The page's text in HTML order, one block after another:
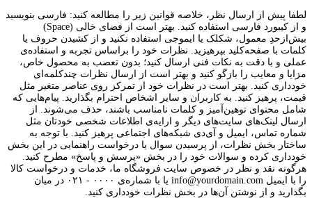
لطفا پیش از ارسال نظر، خلاصه قوانین زیر را مطالعه کنید: فارسی بنویسید
و از کیبورد فارسی استفاده کنید. بهتر است از فضای خالی (Space)
بیش‌از‌حدِ معمول، شکلک یا ایموجی استفاده نکنید و از کشیدن حروف یا
کلمات با صفحه‌کلید بپرهیزید. نظرات خود را براساس تجربه و استفاده‌ی
عملی و با دقت به نکات فنی ارسال کنید؛ بدون تعصب به محصول خاص،
مزایا و معایب را بازگو کنید و بهتر است از ارسال نظرات چندکلمه‌‌ای
خودداری کنید. بهتر است در نظرات خود از تمرکز روی عناصر متغیر مثل
قیمت، پرهیز کنید. به کاربران و سایر اشخاص احترام بگذارید. پیام‌هایی که
شامل محتوای توهین‌آمیز و کلمات نامناسب باشند، حذف می‌شوند. از
ارسال لینک‌های سایت‌های دیگر و ارایه‌ی اطلاعات شخصی خودتان مثل
شماره تماس، ایمیل و آی‌دی شبکه‌های اجتماعی پرهیز کنید. با توجه به
ساختار بخش نظرات، از پرسیدن سوال یا درخواست راهنمایی در این بخش
خودداری کرده و سوالات خود را در بخش «پرسش و پاسخ» مطرح کنید.
هرگونه نقد و نظر در خصوص سایت فروشگاه ما، خدمات و درخواست کالا
را با ایمیل info@yourdomain.com یا با شماره‌ی ۰۰۰۰ - ۰۲۱ در میان
بگذارید و از نوشتن آن‌ها در بخش نظرات خودداری کنید.